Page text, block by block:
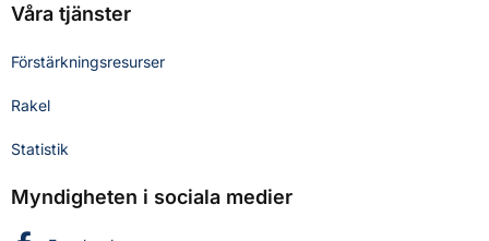
Våra tjänster
Förstärkningsresurser
Rakel
Statistik
Myndigheten i sociala medier